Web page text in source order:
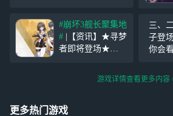
（给终焉作准备
#崩坏3舰长聚集地
# |【资讯】★寻梦
者即将登场★
流，探寻未知世界
泡的历史……这简
的情节。」 「不
三、
子登
你会
那些
游戏详情查看更多内容
更多热门游戏